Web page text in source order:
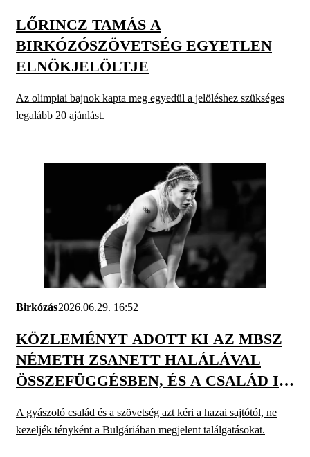
LŐRINCZ TAMÁS A
BIRKÓZÓSZÖVETSÉG EGYETLEN
ELNÖKJELÖLTJE
Az olimpiai bajnok kapta meg egyedül a jelöléshez szükséges
legalább 20 ajánlást.
Birkózás2026.06.29. 16:52
KÖZLEMÉNYT ADOTT KI AZ MBSZ
NÉMETH ZSANETT HALÁLÁVAL
ÖSSZEFÜGGÉSBEN, ÉS A CSALÁD IS
A gyászoló család és a szövetség azt kéri a hazai sajtótól, ne
kezeljék tényként a Bulgáriában megjelent találgatásokat.